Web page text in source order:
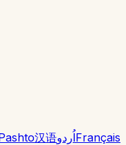
Françaisاُردو汉语